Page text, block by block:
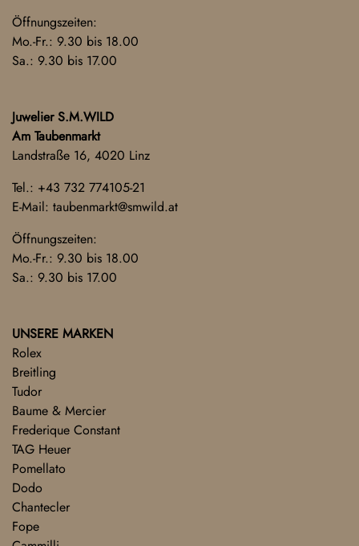
Öffnungszeiten:
Mo.-Fr.: 9.30 bis 18.00
Sa.: 9.30 bis 17.00
Juwelier S.M.WILD
Am Taubenmarkt
Landstraße 16, 4020 Linz
Tel.: +43 732 774105-21
E-Mail: taubenmarkt@smwild.at
Öffnungszeiten:
Mo.-Fr.: 9.30 bis 18.00
Sa.: 9.30 bis 17.00
UNSERE MARKEN
Rolex
Breitling
Tudor
Baume & Mercier
Frederique Constant
TAG Heuer
Pomellato
Dodo
Chantecler
Fope